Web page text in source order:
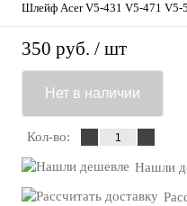
Шлейф Acer V5-431 V5-471 V5-
350 руб. / шт
Нет в наличии
Кол-во:
Нашли